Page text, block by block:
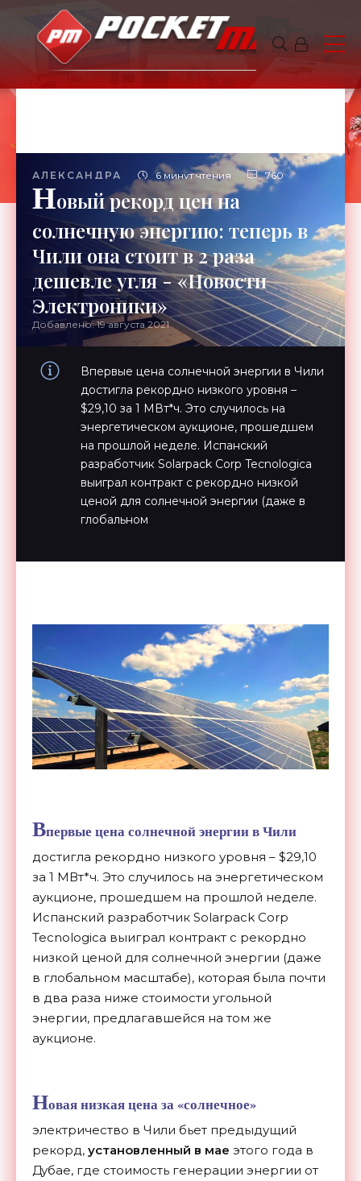
АЛЕКСАНДРА 6 минут чтения 760
Новый рекорд цен на
солнечную энергию: теперь в
Чили она стоит в 2 раза
дешевле угля - «Новости
Электроники»
Добавлено: 19 августа 2021
Впервые цена солнечной энергии в Чили
достигла рекордно низкого уровня –
$29,10 за 1 МВт*ч. Это случилось на
энергетическом аукционе, прошедшем
на прошлой неделе. Испанский
разработчик Solarpack Corp Tecnologica
выиграл контракт с рекордно низкой
ценой для солнечной энергии (даже в
глобальном
Впервые ценасолнечной энергиив Чили
достигла рекордно низкого уровня – $29,10
за 1 МВт*ч. Это случилось на энергетическом
аукционе, прошедшем на прошлой неделе.
Испанский разработчик Solarpack Corp
Tecnologica выиграл контракт с рекордно
низкой ценой для солнечной энергии (даже
в глобальном масштабе), которая была почти
в два раза ниже стоимости угольной
энергии, предлагавшейся на том же
аукционе.
Новая низкая цена за «солнечное»
электричество в Чили бьет предыдущий
рекорд, установленный в мае этого года в
Дубае, где стоимость генерации энергии от